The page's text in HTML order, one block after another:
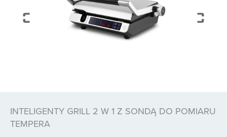
INTELIGENTY GRILL 2 W 1 Z SONDĄ DO POMIARU
TEMPERA